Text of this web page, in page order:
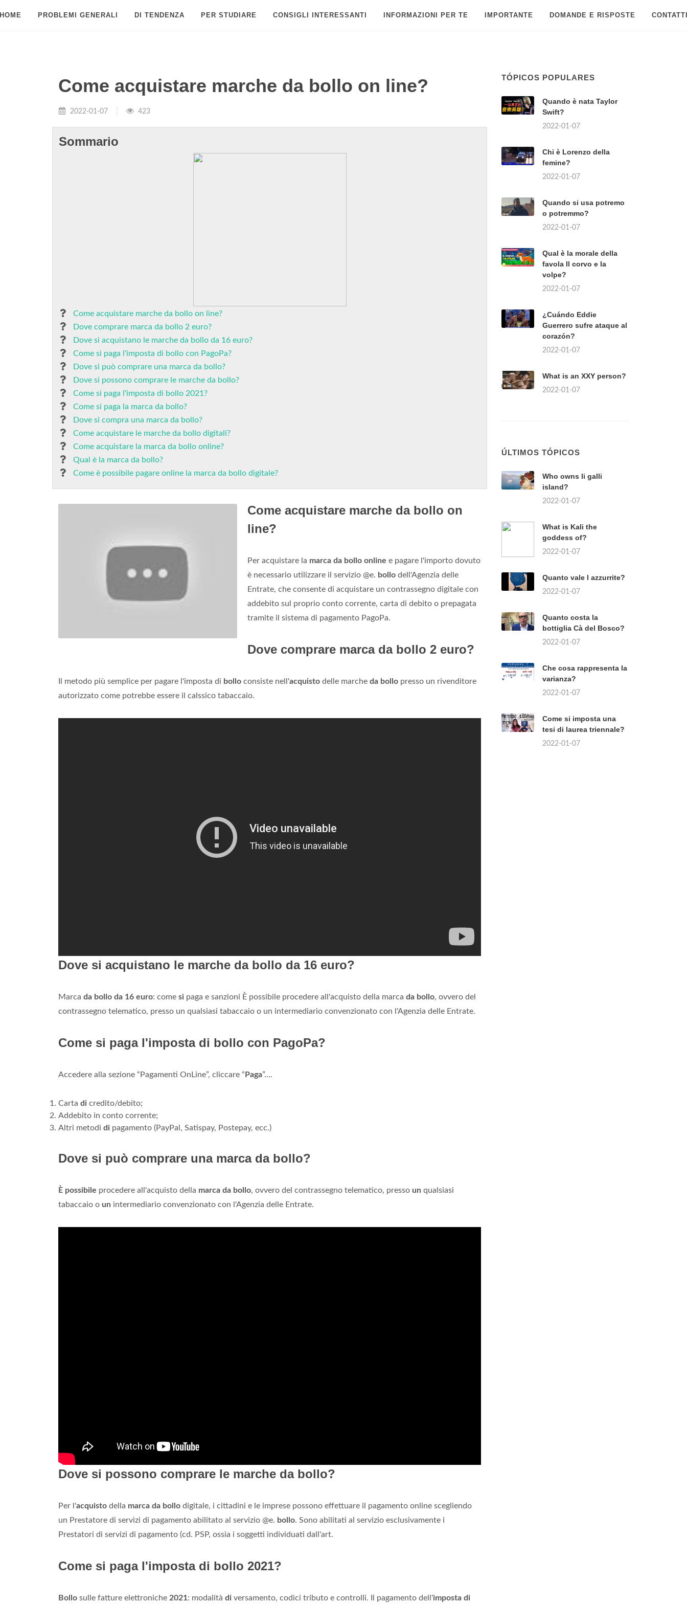
PROBLEMI GENERALI DI TENDENZA PER STUDIARE CONSIGLI INTERESSANTI INFORMAZIONI PER TE IMPORTANTE DOMANDE E RISPOSTE
Come acquistare marche da bollo on line?
2022-01-07 423
Sommario
Come acquistare marche da bollo on line?
Dove comprare marca da bollo 2 euro?
Dove si acquistano le marche da bollo da 16 euro?
Come si paga l'imposta di bollo con PagoPa?
Dove si può comprare una marca da bollo?
Dove si possono comprare le marche da bollo?
Come si paga l'imposta di bollo 2021?
Come si paga la marca da bollo?
Dove si compra una marca da bollo?
Come acquistare le marche da bollo digitali?
Come acquistare la marca da bollo online?
Qual è la marca da bollo?
Come è possibile pagare online la marca da bollo digitale?
Come acquistare marche da bollo on
line?
Per acquistare la marca da bollo online e pagare l'importo dovuto
è necessario utilizzare il servizio @e. bollo dell'Agenzia delle
Entrate, che consente di acquistare un contrassegno digitale con
addebito sul proprio conto corrente, carta di debito o prepagata
tramite il sistema di pagamento PagoPa.
Dove comprare marca da bollo 2 euro?
Il metodo più semplice per pagare l'imposta di bollo consiste nell'acquisto delle marche da bollo presso un rivenditore
autorizzato come potrebbe essere il calssico tabaccaio.
Dove si acquistano le marche da bollo da 16 euro?
Marca da bollo da 16 euro: come si paga e sanzioni È possibile procedere all'acquisto della marca da bollo, ovvero del
contrassegno telematico, presso un qualsiasi tabaccaio o un intermediario convenzionato con l'Agenzia delle Entrate.
Come si paga l'imposta di bollo con PagoPa?
Accedere alla sezione “Pagamenti OnLine”, cliccare “ Paga”....
Carta di credito/debito;
Addebito in conto corrente;
Altri metodi di pagamento (PayPal, Satispay, Postepay, ecc.)
Dove si può comprare una marca da bollo?
È possibile procedere all'acquisto della marca da bollo, ovvero del contrassegno telematico, presso un qualsiasi
tabaccaio o un intermediario convenzionato con l'Agenzia delle Entrate.
Dove si possono comprare le marche da bollo?
Per l'acquisto della marca da bollo digitale, i cittadini e le imprese possono effettuare il pagamento online scegliendo
un Prestatore di servizi di pagamento abilitato al servizio @e. bollo. Sono abilitati al servizio esclusivamente i
Prestatori di servizi di pagamento (cd. PSP, ossia i soggetti individuati dall'art.
Come si paga l'imposta di bollo 2021?
Bollo sulle fatture elettroniche 2021: modalità di versamento, codici tributo e controlli. Il pagamento dell'imposta di
TÓPICOS POPULARES
Quando è nata Taylor
Swift?
2022-01-07
Chi è Lorenzo della
femine?
2022-01-07
Quando si usa potremo
o potremmo?
2022-01-07
Qual è la morale della
favola Il corvo e la
volpe?
2022-01-07
¿Cuándo Eddie
Guerrero sufre ataque al
corazón?
2022-01-07
What is an XXY person?
2022-01-07
ÚLTIMOS TÓPICOS
Who owns li galli
island?
2022-01-07
What is Kali the
goddess of?
2022-01-07
Quanto vale l azzurrite?
2022-01-07
Quanto costa la
bottiglia Cà del Bosco?
2022-01-07
Che cosa rappresenta la
varianza?
2022-01-07
Come si imposta una
tesi di laurea triennale?
2022-01-07